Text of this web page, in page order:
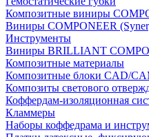
Композитные виниры
Виниры COMPONEER
Инструменты
Виниры BRILLIANT
Композитные материалы
Композитные блоки CAD/
Композиты светового
Коффердам-изоляционная
Кламмеры
Наборы коффедрама и